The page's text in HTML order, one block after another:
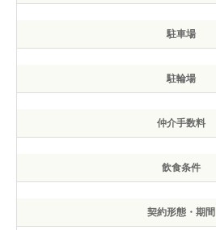
駐車場
駐輪場
仲介手数料
飲食条件
契約形態・期間